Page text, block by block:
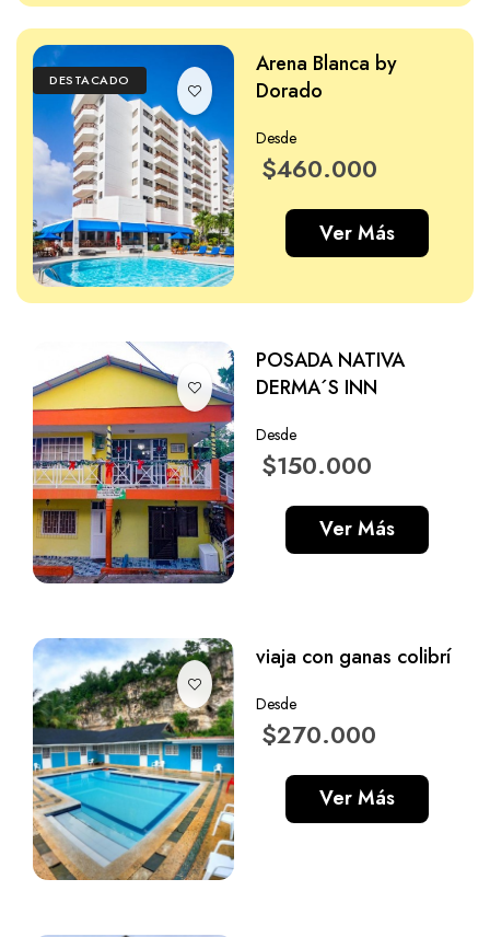
DESTACADO
Arena Blanca by
Dorado
Desde
$460.000
Ver Más
POSADA NATIVA
DERMA´S INN
Desde
$150.000
Ver Más
viaja con ganas colibrí
Desde
$270.000
Ver Más